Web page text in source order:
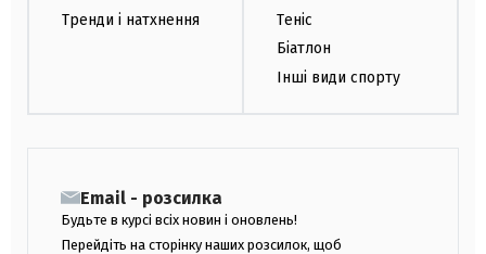
Тренди і натхнення
Теніс
Біатлон
Інші види спорту
Email - розсилка
Будьте в курсі всіх новин і оновлень!
Перейдіть на сторінку наших розсилок, щоб